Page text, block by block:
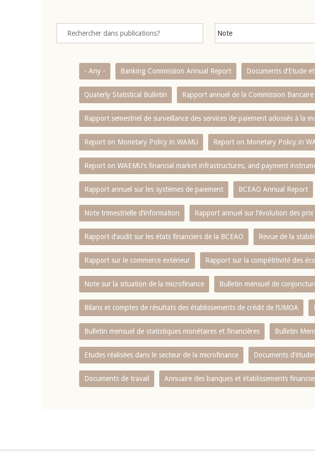
- Any - Banking Commission Annual Report Documents d’Etude
Quaterly Statistical Bulletin Rapport annuel de la Commission Bancaire
Rapport semestriel de surveillance des services de paiement adossés à la
Report on Monetary Policy in WAMU Report on Monetary Policy in
Report on WAEMU’s financial market infrastructures, and payment
Rapport annuel sur les systèmes de paiement BCEAO Annual Report
Note trimestrielle d‘information Rapport annuel sur l‘évolution des
Rapport d‘audit sur les états financiers de la BCEAO Revue de la
Rapport sur le commerce extérieur Rapport sur la compétitivité des
Note sur la situation de la microfinance Bulletin mensuel de
Bilans et comptes de résultats des établissements de crédit de l‘UMOA
Bulletin mensuel de statistiques monétaires et financières Bulletin
Etudes réalisées dans le secteur de la microfinance Documents
Documents de travail Annuaire des banques et établissements